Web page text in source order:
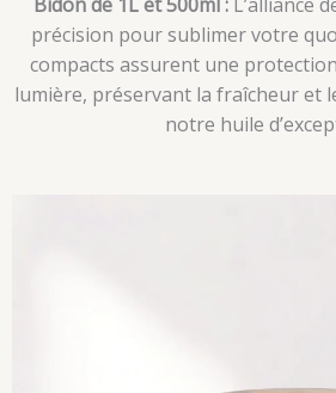
précision pour sublimer votre
compacts assurent une
lumière, préservant la fraîcheur et
notre huile